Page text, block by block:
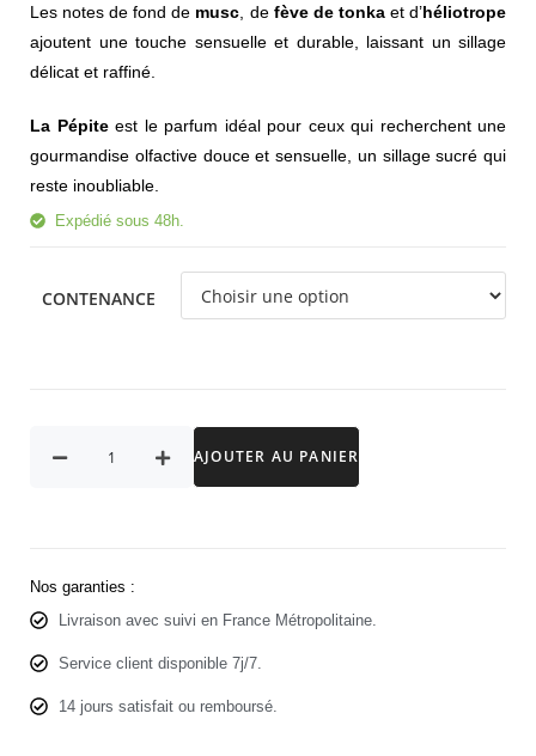
Les notes de fond de musc , de fève de tonkaet d’héliotrope
ajoutent une touche sensuelle et durable, laissant un sillage
délicat et raffiné.
La Pépiteest le parfum idéal pour ceux qui recherchent une
gourmandise olfactive douce et sensuelle, un sillage sucré qui
reste inoubliable.
Expédié sous 48h.
CONTENANCE
AJOUTER AU PANIER
Nos garanties :
Livraison avec suivi en France Métropolitaine.
Service client disponible 7j/7.
14 jours satisfait ou remboursé.